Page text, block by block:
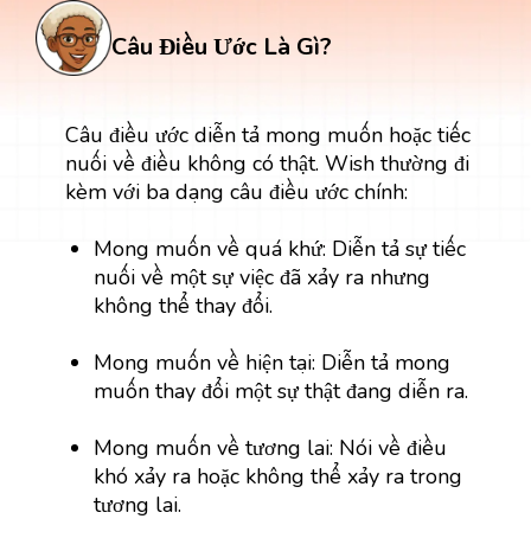
Câu Điều Ước Là Gì?
Câu điều ước diễn tả mong muốn hoặc tiếc
nuối về điều không có thật. Wish thường đi
kèm với ba dạng câu điều ước chính:
Mong muốn về quá khứ: Diễn tả sự tiếc
nuối về một sự việc đã xảy ra nhưng
không thể thay đổi.
Mong muốn về hiện tại: Diễn tả mong
muốn thay đổi một sự thật đang diễn ra.
Mong muốn về tương lai: Nói về điều
khó xảy ra hoặc không thể xảy ra trong
tương lai.